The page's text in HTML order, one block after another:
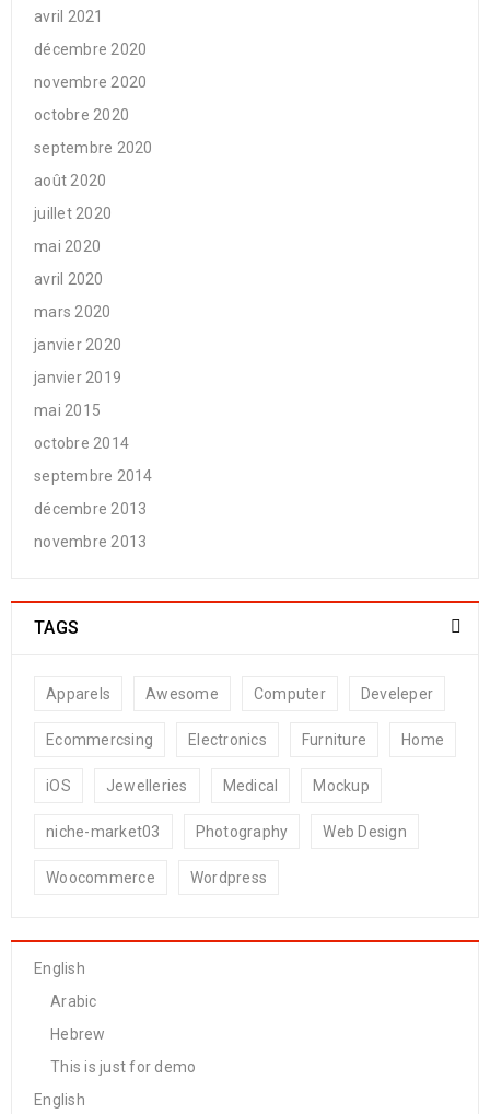
avril 2021
décembre 2020
novembre 2020
octobre 2020
septembre 2020
août 2020
juillet 2020
mai 2020
avril 2020
mars 2020
janvier 2020
janvier 2019
mai 2015
octobre 2014
septembre 2014
décembre 2013
novembre 2013
TAGS
Apparels Awesome Computer Develeper
Ecommercsing Electronics Furniture Home
iOS Jewelleries Medical Mockup
niche-market03 Photography Web Design
Woocommerce Wordpress
English
Arabic
Hebrew
This is just for demo
English